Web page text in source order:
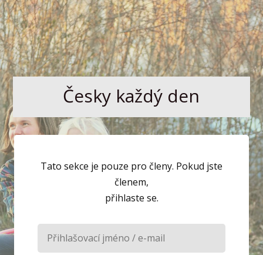
Česky každý den
Tato sekce je pouze pro členy. Pokud jste
členem,
přihlaste se.